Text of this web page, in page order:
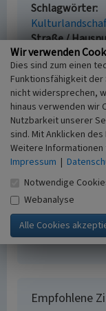
Schlagwörter
Straße /
Am Wasserturm
Ort
44135
Fachsicht(en)
i.d.R. 1:25.000
Historischer
Beginn 2012
Empfohlene
Wir verwenden
Dies sind zum einen
Funktionsfähigkeit der
nicht widersprechen,
hinaus verwenden wir
Nutzbarkeit unserer
sind. Mit Anklicken
Weitere
Impressum |
Notwendige
Webanalyse